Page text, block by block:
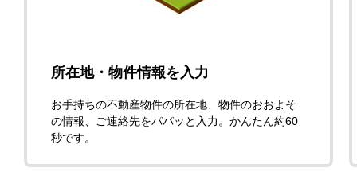
所在地・物件情報を入力
お手持ちの不動産物件の所在地、物件のおおよそ
の情報、ご連絡先をパパッと入力。かんたん約60
秒です。